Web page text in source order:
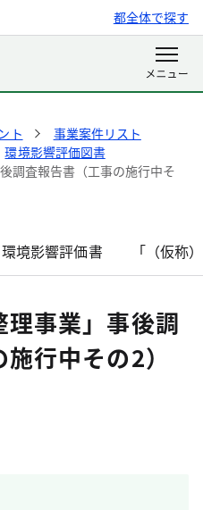
都全体で探す
ト
事業案件リスト
環境影響評価図書
調査報告書（工事の施行中そ
境影響評価書 「（仮称
理事業」事後調
行中その2）